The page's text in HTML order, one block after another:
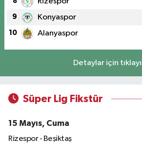
9 Konyaspor
10 Alanyaspor
Detaylar için
Süper Lig Fikstür
15 Mayıs, Cuma
Rizespor - Beşiktaş